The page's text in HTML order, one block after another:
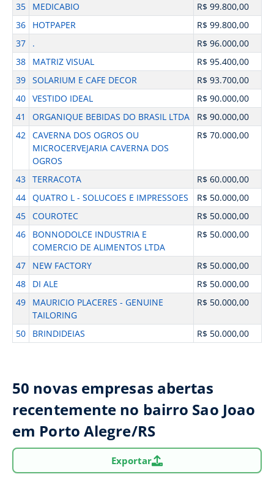
35
MEDICABIO
R$ 99.800,00
36
HOTPAPER
R$ 99.800,00
37
.
R$ 96.000,00
38
MATRIZ VISUAL
R$ 95.400,00
39 SOLARIUM E CAFE DECOR
R$ 93.700,00
40 VESTIDO IDEAL
R$ 90.000,00
41
ORGANIQUE BEBIDAS DO BRASIL LTDA
R$ 90.000,00
42 CAVERNA DOS OGROS OU
MICROCERVEJARIA CAVERNA DOS
OGROS
R$ 70.000,00
43 TERRACOTA
R$ 60.000,00
44 QUATRO L - SOLUCOES E IMPRESSOES
R$ 50.000,00
45 COUROTEC
R$ 50.000,00
46
BONNODOLCE INDUSTRIA E
COMERCIO DE ALIMENTOS LTDA
R$ 50.000,00
47 NEW FACTORY
R$ 50.000,00
48
DI ALE
R$ 50.000,00
49
MAURICIO PLACERES - GENUINE
TAILORING
R$ 50.000,00
50 BRINDIDEIAS R$ 50.000,00
50 novas empresas abertas
recentemente no bairro Sao Joao
em Porto Alegre/RS
Exportar